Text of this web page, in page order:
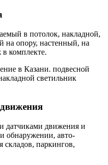
в потолок, накладной,
на опору, настенный, на
комплекте.
в Казани. подвесной
светильник
датчиками движения и
обнаружении, авто-
складов, паркингов,